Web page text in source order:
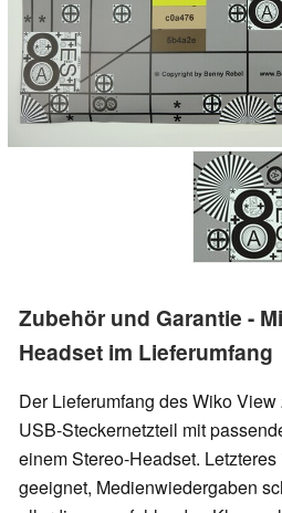
Zubehör und Garantie -
Headset im Lieferumfang
Der Lieferumfang des Wiko
USB-Steckernetzteil mit
einem Stereo-Headset.
geeignet, Medienwiedergaben